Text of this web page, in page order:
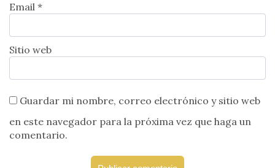
Email *
Sitio web
Guardar mi nombre, correo electrónico y sitio web
en este navegador para la próxima vez que haga un
comentario.